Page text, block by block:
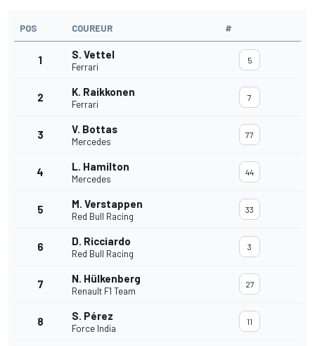
POS COUREUR #
1 S. Vettel
Ferrari
5
2 K. Raikkonen
Ferrari
7
3 V. Bottas
Mercedes
77
4 L. Hamilton
Mercedes
44
5 M. Verstappen
Red Bull Racing
33
6 D. Ricciardo
Red Bull Racing
3
7 N. Hülkenberg
Renault F1 Team
27
8 S. Pérez
Force India
11